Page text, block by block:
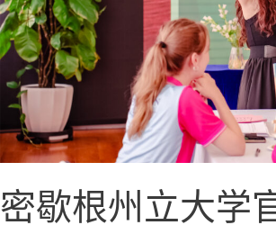
密歇根州立大学